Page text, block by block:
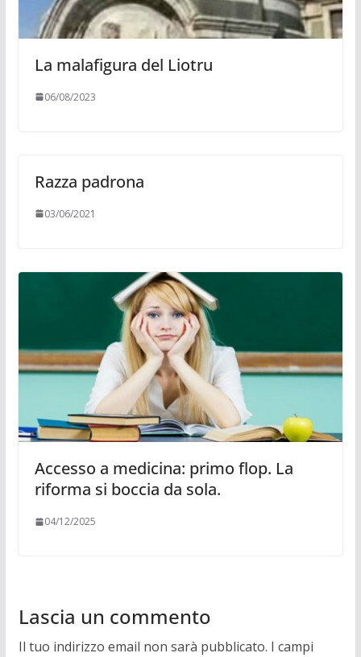
La malafigura del Liotru
06/08/2023
Razza padrona
03/06/2021
Accesso a medicina: primo flop. La
riforma si boccia da sola.
04/12/2025
Lascia un commento
Il tuo indirizzo email non sarà pubblicato. I campi